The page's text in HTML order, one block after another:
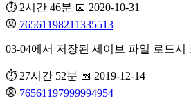
⏱️ 2시간 46분 📅 2020-10-31
76561198211335513
03-04에서 저장된 세이브 파일 로드시
⏱️ 27시간 52분 📅 2019-12-14
76561197999994954